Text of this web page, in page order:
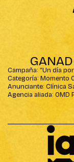
Campaña: “Un día
Categoría: Momento
Anunciante: Clínica
Agencia aliada: OMD